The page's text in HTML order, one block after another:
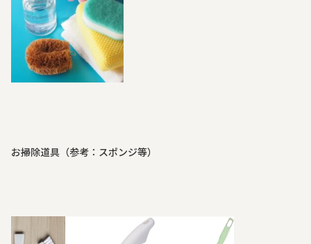
お掃除道具（参考：スポンジ等）